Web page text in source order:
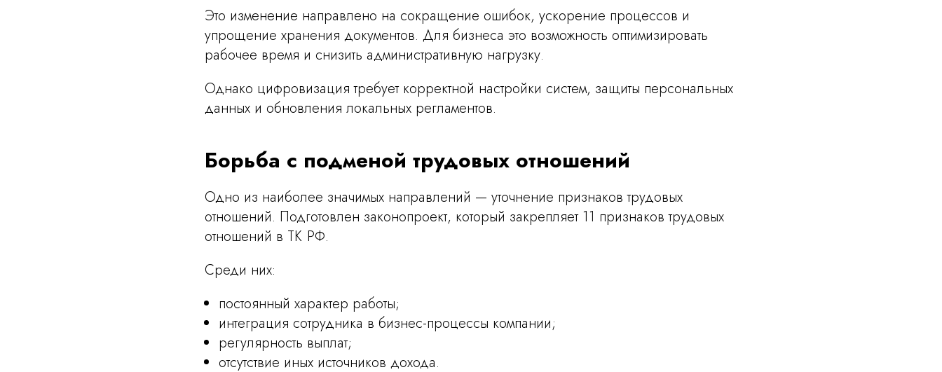
Это изменение направлено на сокращение ошибок, ускорение процессов и
упрощение хранения документов. Для бизнеса это возможность оптимизировать
рабочее время и снизить административную нагрузку.
Однако цифровизация требует корректной настройки систем, защиты персональных
данных и обновления локальных регламентов.
Борьба с подменой трудовых отношений
Одно из наиболее значимых направлений — уточнение признаков трудовых
отношений. Подготовлен законопроект, который закрепляет 11 признаков трудовых
отношений в ТК РФ.
Среди них:
постоянный характер работы;
интеграция сотрудника в бизнес-процессы компании;
регулярность выплат;
отсутствие иных источников дохода.